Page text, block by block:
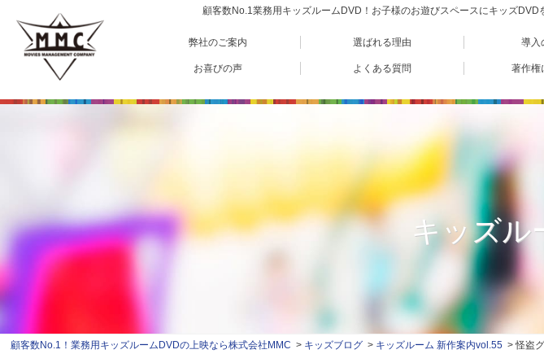
顧客数No.1業務用キッズルームDVD！お子様のお遊びスペースにキッズ
弊社のご案内 選ばれる理由 導入
お喜びの声 よくある質問 著作権
キッズル
顧客数No.1！業務用キッズルームDVDの上映なら株式会社MMC キッズブログ キッズルーム 新作案内vol.55 怪盗